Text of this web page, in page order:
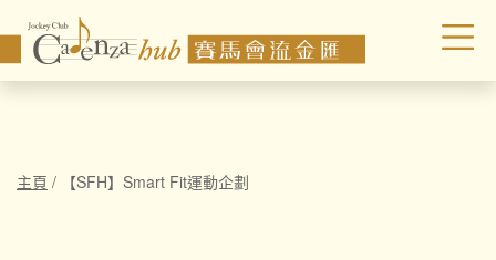
主頁 / 【SFH】Smart Fit運動企劃